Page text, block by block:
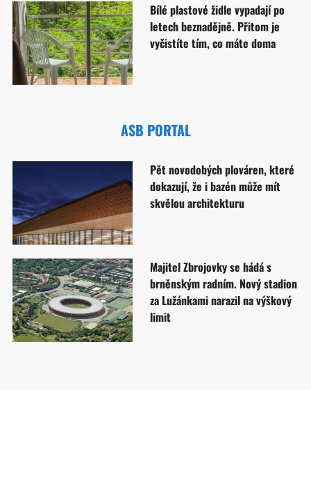
Bílé plastové židle vypadají po
letech beznadějně. Přitom je
vyčistíte tím, co máte doma
ASB PORTAL
Pět novodobých plováren, které
dokazují, že i bazén může mít
skvělou architekturu
Majitel Zbrojovky se hádá s
brněnským radním. Nový stadion
za Lužánkami narazil na výškový
limit